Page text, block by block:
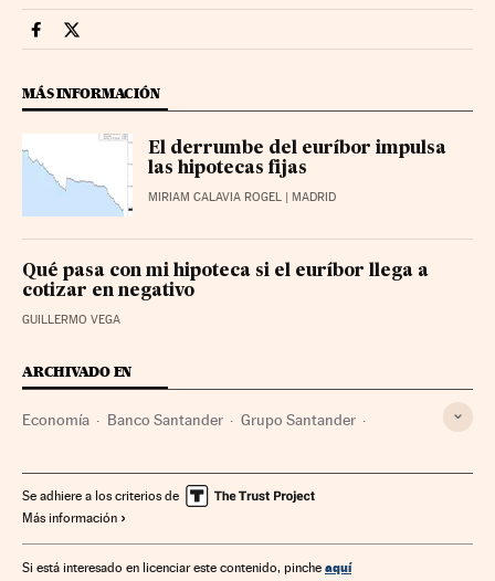
Mercados Financieros Cinco Días en Facebook
Mercados Financieros Cinco Días en Twitter
MÁS INFORMACIÓN
El derrumbe del euríbor impulsa
las hipotecas fijas
MIRIAM CALAVIA ROGEL | MADRID
Qué pasa con mi hipoteca si el euríbor llega a
cotizar en negativo
GUILLERMO VEGA
ARCHIVADO EN
Economía Banco Santander Grupo Santander
Mercados financieros Empresas Banca
Se adhiere a los criterios de
Más información
Si está interesado en licenciar este contenido, pinche aquí